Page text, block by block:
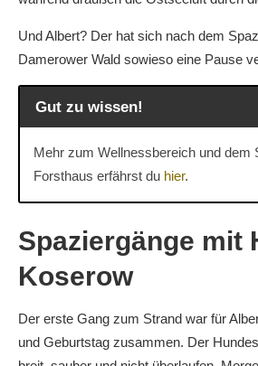
Und Albert? Der hat sich nach dem
Damerower Wald sowieso eine Pause
Gut zu wissen!
Mehr zum Wellnessbereich und dem
Forsthaus erfährst du hier.
Spaziergänge mit
Koserow
Der erste Gang zum Strand war für
und Geburtstag zusammen. Der